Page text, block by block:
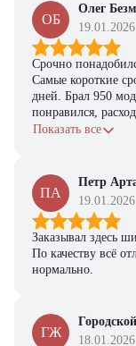
ОБ
Олег
19.01.2026
Срочно
Самые короткие
дней. Брал 950
понравился,
с задачами
Показать все
ПА
Петр
19.01.2026
Заказывал здесь
По качеству всё
нормально.
ГЖ
18.01.2026